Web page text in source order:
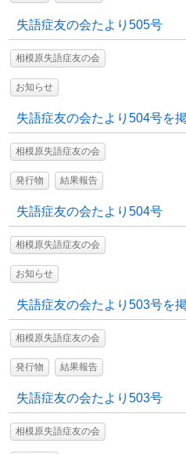
失語症友の会たより505号
相模原失語症友の会
お知らせ
失語症友の会たより504号を
相模原失語症友の会
発行物 結果報告
失語症友の会たより504号
相模原失語症友の会
お知らせ
失語症友の会たより503号を
相模原失語症友の会
発行物 結果報告
失語症友の会たより503号
相模原失語症友の会